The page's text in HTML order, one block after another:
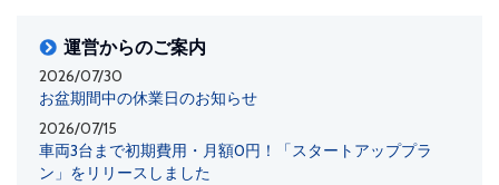
運営からのご案内
2026/07/30
お盆期間中の休業日のお知らせ
2026/07/15
車両3台まで初期費用・月額0円！「スタートアッププラ
ン」をリリースしました